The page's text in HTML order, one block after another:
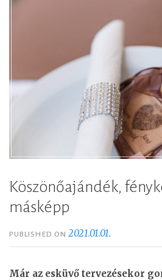
Köszönőajándék,
másképp
PUBLISHED ON2021.01.01.
Már az esküvő tervezésekor